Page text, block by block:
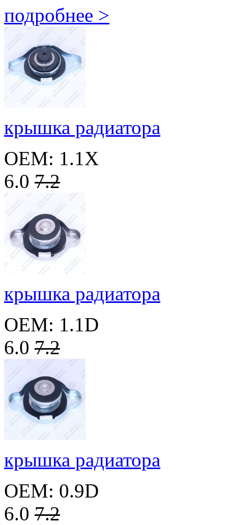
подробнее >
крышка радиатора
OEM: 1.1X
6.0 7.2
крышка радиатора
OEM: 1.1D
6.0 7.2
крышка радиатора
OEM: 0.9D
6.0 7.2